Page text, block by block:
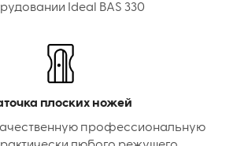
Ideal BAS 330
плоских ножей
профессиональную